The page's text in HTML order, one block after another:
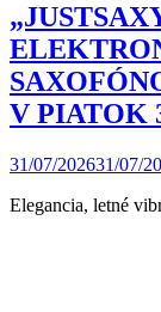
V PIATOK
31/07/202631/07/
Elegancia, letné